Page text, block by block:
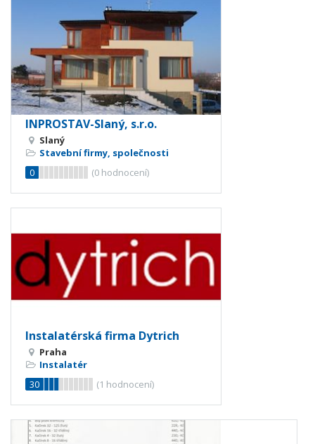
INPROSTAV-Slaný, s.r.o.
Slaný
Stavební firmy, společnosti
0
(0 hodnocení)
Instalatérská firma Dytrich
Praha
Instalatér
30
(1 hodnocení)